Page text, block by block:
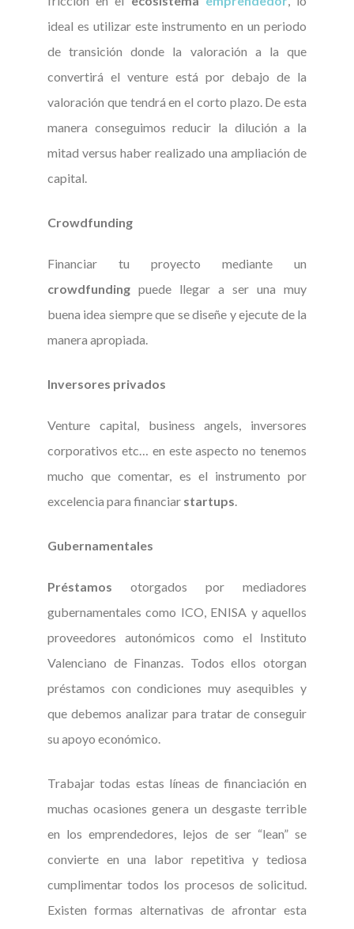
ideal es utilizar este instrumento en un periodo
de transición donde la valoración a la que
convertirá el venture está por debajo de la
valoración que tendrá en el corto plazo. De esta
manera conseguimos reducir la dilución a la
mitad versus haber realizado una ampliación de
capital.
Crowdfunding
Financiar tu proyecto mediante un
crowdfunding puede llegar a ser una muy
buena idea siempre que se diseñe y ejecute de la
manera apropiada.
Inversores privados
Venture capital, business angels, inversores
corporativos etc… en este aspecto no tenemos
mucho que comentar, es el instrumento por
excelencia para financiar startups.
Gubernamentales
Préstamos otorgados por mediadores
gubernamentales como ICO, ENISA y aquellos
proveedores autonómicos como el Instituto
Valenciano de Finanzas. Todos ellos otorgan
préstamos con condiciones muy asequibles y
que debemos analizar para tratar de conseguir
su apoyo económico.
Trabajar todas estas líneas de financiación en
muchas ocasiones genera un desgaste terrible
en los emprendedores, lejos de ser “lean” se
convierte en una labor repetitiva y tediosa
cumplimentar todos los procesos de solicitud.
Existen formas alternativas de afrontar esta